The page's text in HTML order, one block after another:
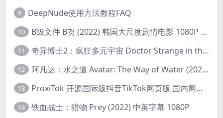
9 DeepNude使用方法教程FAQ
10 B级文件 B컷 (2022) 韩国大尺度剧情电影 1080P 中字
11 奇异博士2：疯狂多元宇宙 Doctor Strange in the Multiverse of Madness (2022) 高清版1080p
12 阿凡达：水之道 Avatar: The Way of Water (2022) 1080p 2k 4k 中文字幕
13 ProxiTok 开源国际版抖音TikTok网页版 国内网络直连
14 铁血战士：猎物 Prey (2022) 中英字幕 1080P